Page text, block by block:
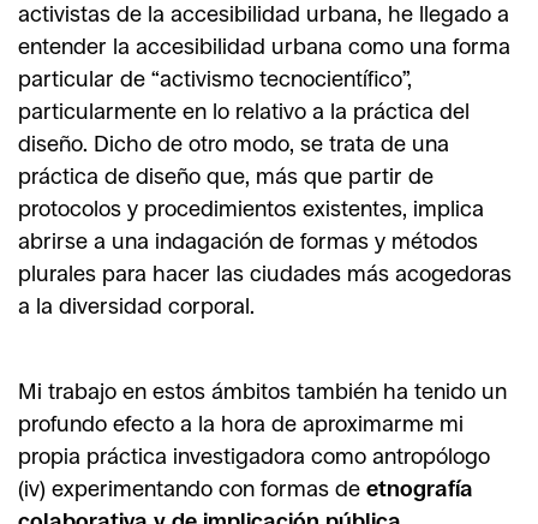
activistas de la accesibilidad urbana, he llegado a
entender la accesibilidad urbana como una forma
particular de “activismo tecnocientífico”,
particularmente en lo relativo a la práctica del
diseño. Dicho de otro modo, se trata de una
práctica de diseño que, más que partir de
protocolos y procedimientos existentes, implica
abrirse a una indagación de formas y métodos
plurales para hacer las ciudades más acogedoras
a la diversidad corporal.
Mi trabajo en estos ámbitos también ha tenido un
profundo efecto a la hora de aproximarme mi
propia práctica investigadora como antropólogo
(iv) experimentando con formas de etnografía